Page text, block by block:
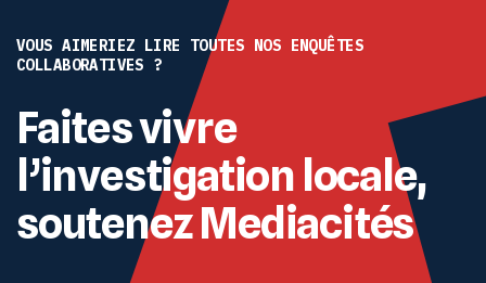
VOUS AIMERIEZ LIRE TOUTES NOS ENQUÊTES
COLLABORATIVES ?
Faites vivre
l’investigation locale,
soutenez Mediacités